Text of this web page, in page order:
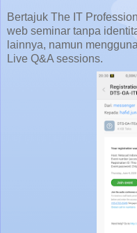
Bertajuk The IT
web seminar tanpa
lainnya, namun
Live Q&A sessions.